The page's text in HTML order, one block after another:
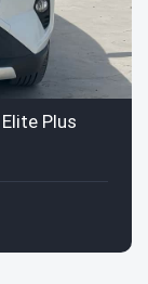
Plus